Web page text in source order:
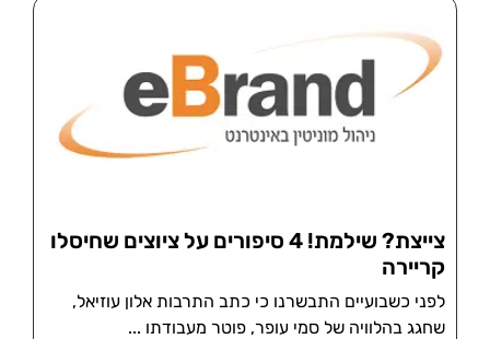
צייצת? שילמת! 4 סיפורים על ציוצים שחיסלו
קריירה
לפני כשבועיים התבשרנו כי כתב התרבות אלון עוזיאל,
שחגג בהלוויה של סמי עופר, פוטר מעבודתו